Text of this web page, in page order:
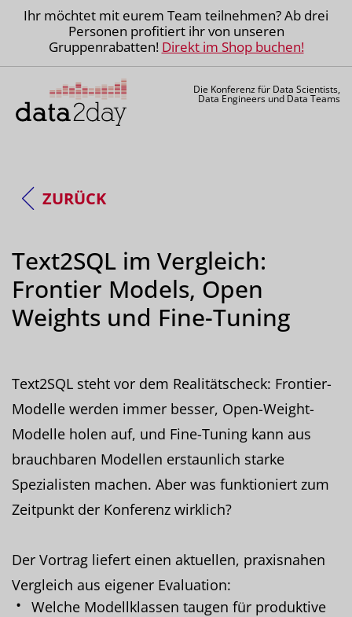
Ihr möchtet mit eurem Team teilnehmen? Ab drei
Personen profitiert ihr von unseren
Gruppenrabatten! Direkt im Shop buchen!
Die Konferenz für Data Scientists,
Data Engineers und Data Teams
ZURÜCK
Text2SQL im Vergleich:
Frontier Models, Open
Weights und Fine-Tuning
Text2SQL steht vor dem Realitätscheck: Frontier-
Modelle werden immer besser, Open-Weight-
Modelle holen auf, und Fine-Tuning kann aus
brauchbaren Modellen erstaunlich starke
Spezialisten machen. Aber was funktioniert zum
Zeitpunkt der Konferenz wirklich?
Der Vortrag liefert einen aktuellen, praxisnahen
Vergleich aus eigener Evaluation:
Welche Modellklassen taugen für produktive